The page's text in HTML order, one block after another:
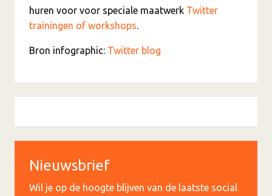
huren voor voor speciale maatwerk Twitter
trainingen of workshops.
Bron infographic: Twitter blog
Nieuwsbrief
Wil je op de hoogte blijven van de laatste social